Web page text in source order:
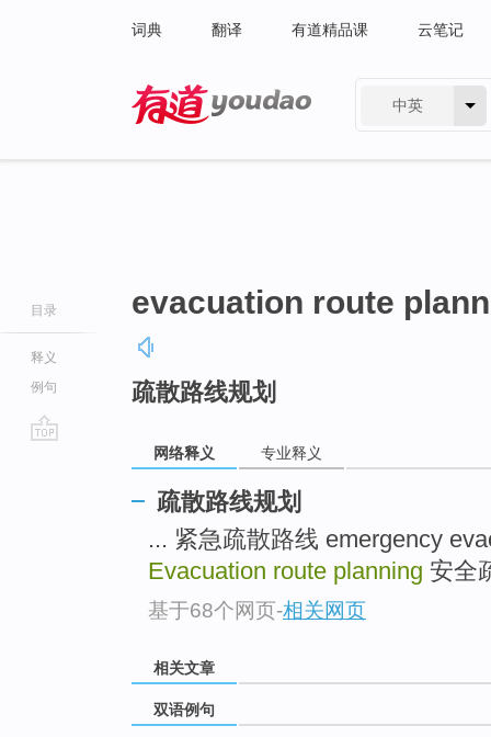
词典 翻译 有道精品课 云笔记
中英
目录
释义
例句
evacuation route
疏散路线规划
网络释义 专业释义
疏散路线规划
... 紧急疏散路线 emergency
Evacuation route planning 安全
基于68个网页-相关网页
相关文章
双语例句